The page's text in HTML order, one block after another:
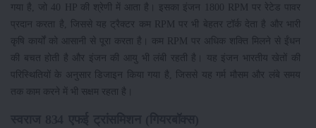
गया है, जो 40 HP की श्रेणी में आता है। इसका इंजन 1800 RPM पर रेटेड पावर
प्रदान करता है, जिससे यह ट्रैक्टर कम RPM पर भी बेहतर टॉर्क देता है और भारी
कृषि कार्यों को आसानी से पूरा करता है। कम RPM पर अधिक शक्ति मिलने से ईंधन
की बचत होती है और इंजन की आयु भी लंबी रहती है। यह इंजन भारतीय खेतों की
परिस्थितियों के अनुसार डिजाइन किया गया है, जिससे यह गर्म मौसम और लंबे समय
तक काम करने में भी सक्षम रहता है।